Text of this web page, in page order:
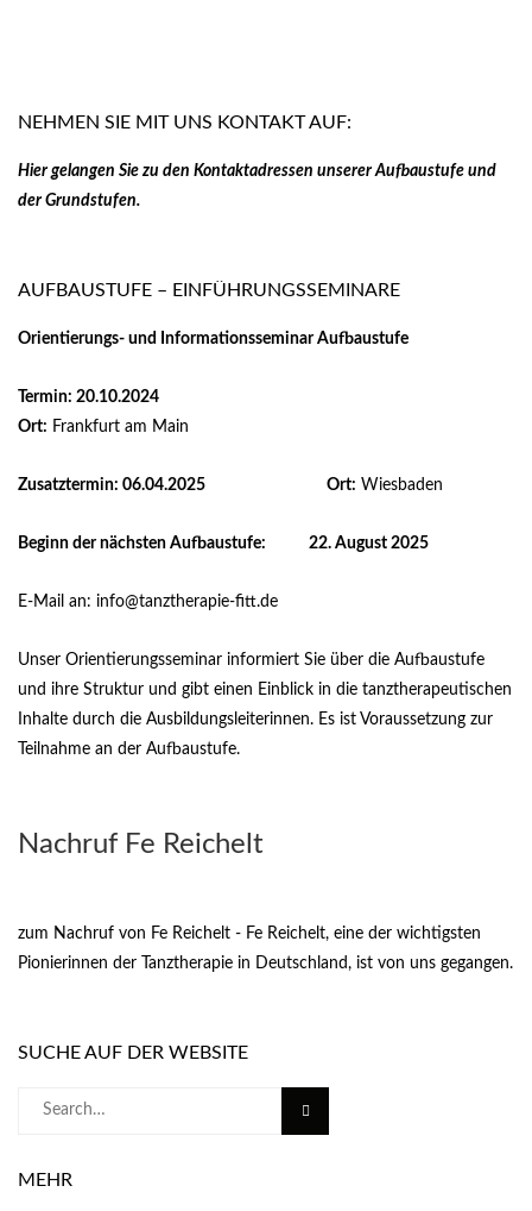
NEHMEN SIE MIT UNS KONTAKT AUF:
Hier gelangen Sie zu den Kontaktadressen unserer Aufbaustufe und
der Grundstufen.
AUFBAUSTUFE – EINFÜHRUNGSSEMINARE
Orientierungs- und Informationsseminar Aufbaustufe
Termin: 20.10.2024
Ort: Frankfurt am Main
Zusatztermin: 06.04.2025 Ort: Wiesbaden
Beginn der nächsten Aufbaustufe: 22. August 2025
E-Mail an: info@tanztherapie-fitt.de
Unser Orientierungsseminar informiert Sie über die Aufbaustufe
und ihre Struktur und gibt einen Einblick in die tanztherapeutischen
Inhalte durch die Ausbildungsleiterinnen. Es ist Voraussetzung zur
Teilnahme an der Aufbaustufe.
Nachruf Fe Reichelt
zum Nachruf von Fe Reichelt - Fe Reichelt, eine der wichtigsten
Pionierinnen der Tanztherapie in Deutschland, ist von uns gegangen.
SUCHE AUF DER WEBSITE
Search
MEHR